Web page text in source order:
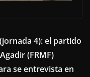
4): el partido
(FRMF)
se entrevista en